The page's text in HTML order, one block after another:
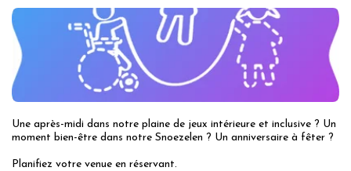
Une après-midi dans notre plaine de jeux intérieure et inclusive ? Un
moment bien-être dans notre Snoezelen ? Un anniversaire à fêter ?
Planifiez votre venue en réservant.